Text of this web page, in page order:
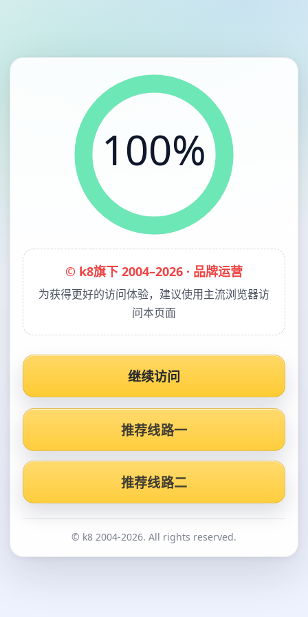
100%
© k8旗下 2004–2026 · 品牌运营
为获得更好的访问体验，建议使用主流浏览器访
问本页面
继续访问
推荐线路一
推荐线路二
© k8 2004-2026. All rights reserved.